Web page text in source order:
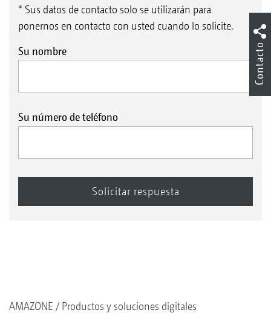
* Sus datos de contacto solo se utilizarán para
ponernos en contacto con usted cuando lo solicite.
Su nombre
Su número de teléfono
AMAZONE
Productos y soluciones digitales
Contacto